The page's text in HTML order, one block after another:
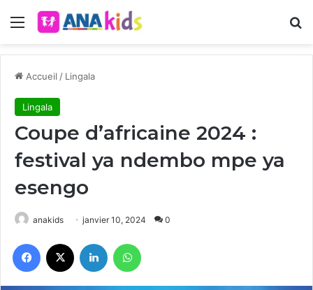
Menu
Accueil / Lingala
Lingala
Coupe d’africaine 2024 :
festival ya ndembo mpe ya
esengo
anakids janvier 10, 2024 0
Facebook Linkedin